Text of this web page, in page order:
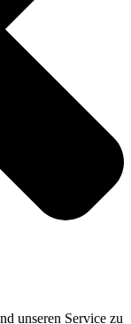
unseren Service zu